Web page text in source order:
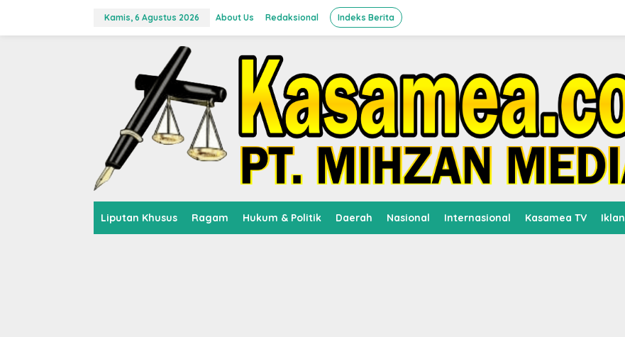
Kamis, 6 Agustus 2026 About Us Redaksional Indeks Berita
Liputan Khusus Ragam Hukum & Politik Daerah Nasional Internasional Kasamea TV Iklan